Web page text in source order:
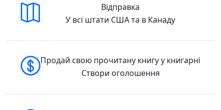
Відправка
У всі штати США та в Канаду
Продай свою прочитану книгу у книгарні
Створи оголошення